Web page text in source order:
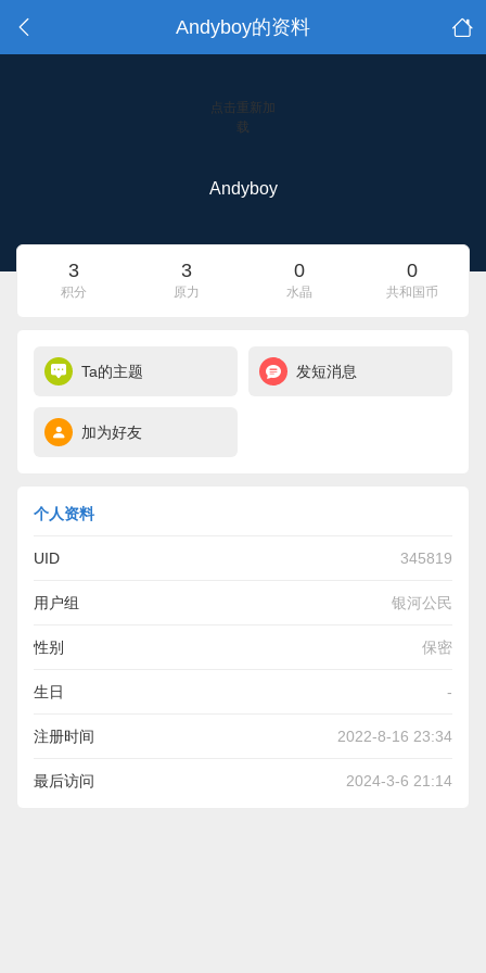
Andyboy的资料
点击重新加
载
Andyboy
3
积分
3
原力
0
水晶
0
共和国币
Ta的主题 发短消息
加为好友
个人资料
UID 345819
用户组 银河公民
性别 保密
生日 -
注册时间 2022-8-16 23:34
最后访问 2024-3-6 21:14